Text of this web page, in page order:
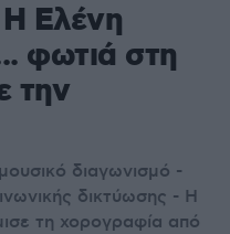
Eλένη
φωτιά στη
την
διαγωνισμό -
δικτύωσης - Η
τη χορογραφία από